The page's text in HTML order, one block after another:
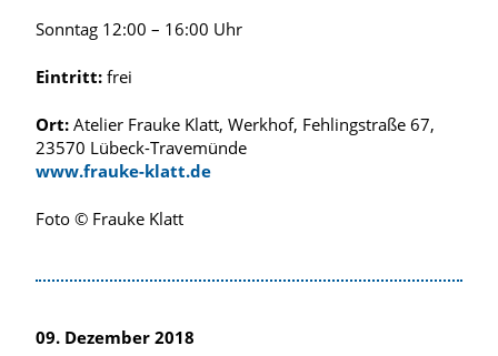
Sonntag 12:00 – 16:00 Uhr
Eintritt: frei
Ort: Atelier Frauke Klatt, Werkhof, Fehlingstraße 67,
23570 Lübeck-Travemünde
www.frauke-klatt.de
Foto © Frauke Klatt
09. Dezember 2018